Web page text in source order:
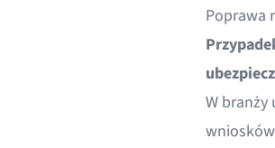
Poprawa
W